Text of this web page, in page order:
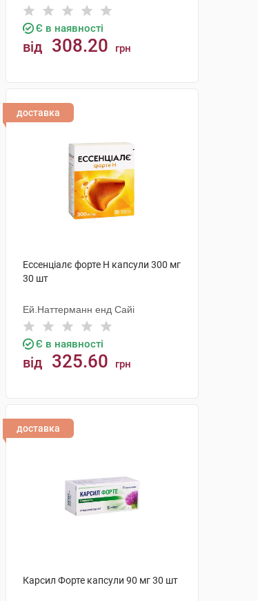
Є в наявності
від 308.20 грн
доставка
Ессенціалє форте Н капсули 300 мг
30 шт
Ей.Наттерманн енд Сайі
Є в наявності
від 325.60 грн
доставка
Карсил Форте капсули 90 мг 30 шт